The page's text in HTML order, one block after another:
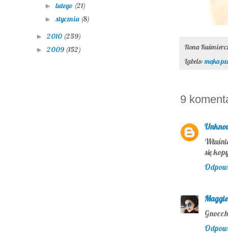
Ilona
Labels:mąka
9
się
Maggie
► lutego (21)
► stycznia (8)
► 2010 (259)
► 2009 (152)